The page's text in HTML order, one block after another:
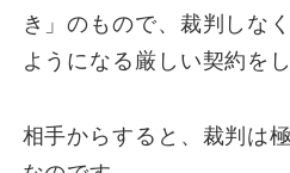
き」のもので、裁判しな
ようになる厳しい契約を
相手からすると、裁判は